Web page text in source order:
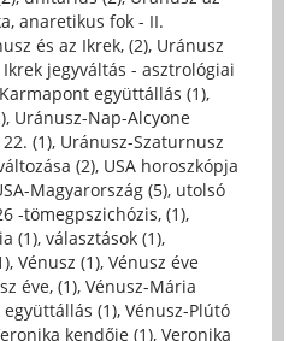
anaretikus fok - II.
és az Ikrek, (2), Uránusz
jegyváltás - asztrológiai
együttállás (1),
, Uránusz-Nap-Alcyone
(1), Uránusz-Szaturnusz
(2), USA horoszkópja
Magyarország (5), utolsó
-tömegpszichózis, (1),
(1), választások (1),
, Vénusz (1), Vénusz éve
éve, (1), Vénusz-Mária
(1), Vénusz-Plútó
kendője (1), Veronika